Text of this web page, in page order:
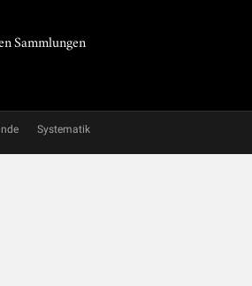
Sammlungen
Systematik